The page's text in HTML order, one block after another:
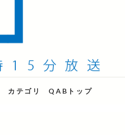
カテゴリ QABトップ